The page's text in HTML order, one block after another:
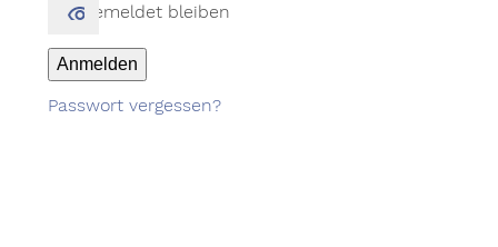
Angemeldet bleiben
Anmelden
Passwort vergessen?